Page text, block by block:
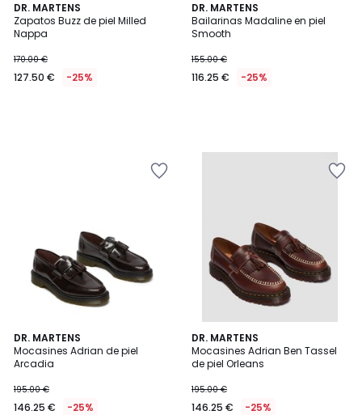
DR. MARTENS
Zapatos Buzz de piel Milled
Nappa
170.00 €
127.50 € -25%
DR. MARTENS
Bailarinas Madaline en piel
Smooth
155.00 €
116.25 € -25%
DR. MARTENS
Mocasines Adrian de piel
Arcadia
195.00 €
146.25 € -25%
4,5
/ 5
DR. MARTENS
Mocasines Adrian Ben Tassel
de piel Orleans
195.00 €
146.25 € -25%